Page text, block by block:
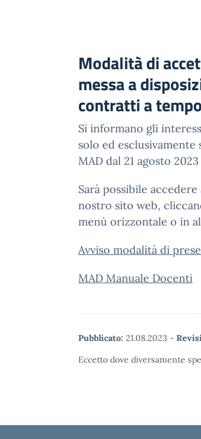
Modalità di
messa a
contratti a
Si informano gli
solo ed esclusivamente
MAD dal 21 agosto
Sarà possibile
nostro sito web,
menù orizzontale o in
Avviso modalità di
MAD Manuale Docenti
Pubblicato: 21.08.2023 -
Eccetto dove diversamente